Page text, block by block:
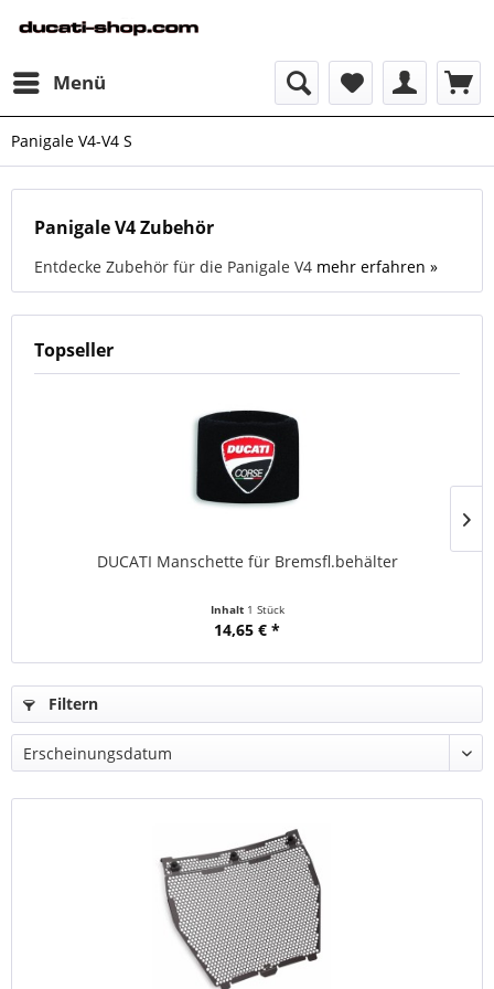
Menü
Panigale V4-V4 S
Panigale V4 Zubehör
Entdecke Zubehör für die Panigale V4 mehr erfahren »
Topseller
DUCATI Manschette für Bremsfl.behälter
Inhalt 1 Stück
14,65 € *
Filtern